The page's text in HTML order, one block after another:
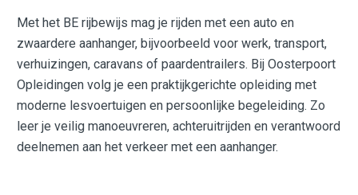
Met het BE rijbewijs mag je rijden met een auto en
zwaardere aanhanger, bijvoorbeeld voor werk, transport,
verhuizingen, caravans of paardentrailers. Bij Oosterpoort
Opleidingen volg je een praktijkgerichte opleiding met
moderne lesvoertuigen en persoonlijke begeleiding. Zo
leer je veilig manoeuvreren, achteruitrijden en verantwoord
deelnemen aan het verkeer met een aanhanger.